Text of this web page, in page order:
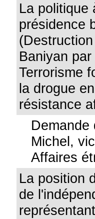
La politique
présidence
Baniyan
Terrorisme
la drogue
résistance
Demande
Michel,
Affaires
La position
de